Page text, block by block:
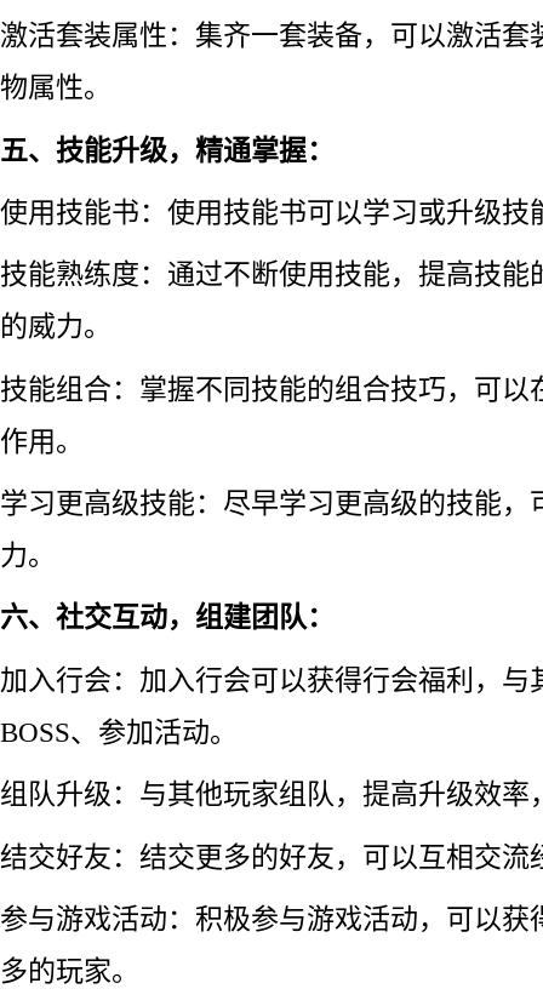
激活套装属性：集齐一套装备，可以激活套
物属性。
五、技能升级，精通掌握：
使用技能书：使用技能书可以学习或升级技
技能熟练度：通过不断使用技能，提高技能
的威力。
技能组合：掌握不同技能的组合技巧，可以
作用。
学习更高级技能：尽早学习更高级的技能，
力。
六、社交互动，组建团队：
加入行会：加入行会可以获得行会福利，与
BOSS、参加活动。
组队升级：与其他玩家组队，提高升级效率
结交好友：结交更多的好友，可以互相交流
参与游戏活动：积极参与游戏活动，可以获
多的玩家。